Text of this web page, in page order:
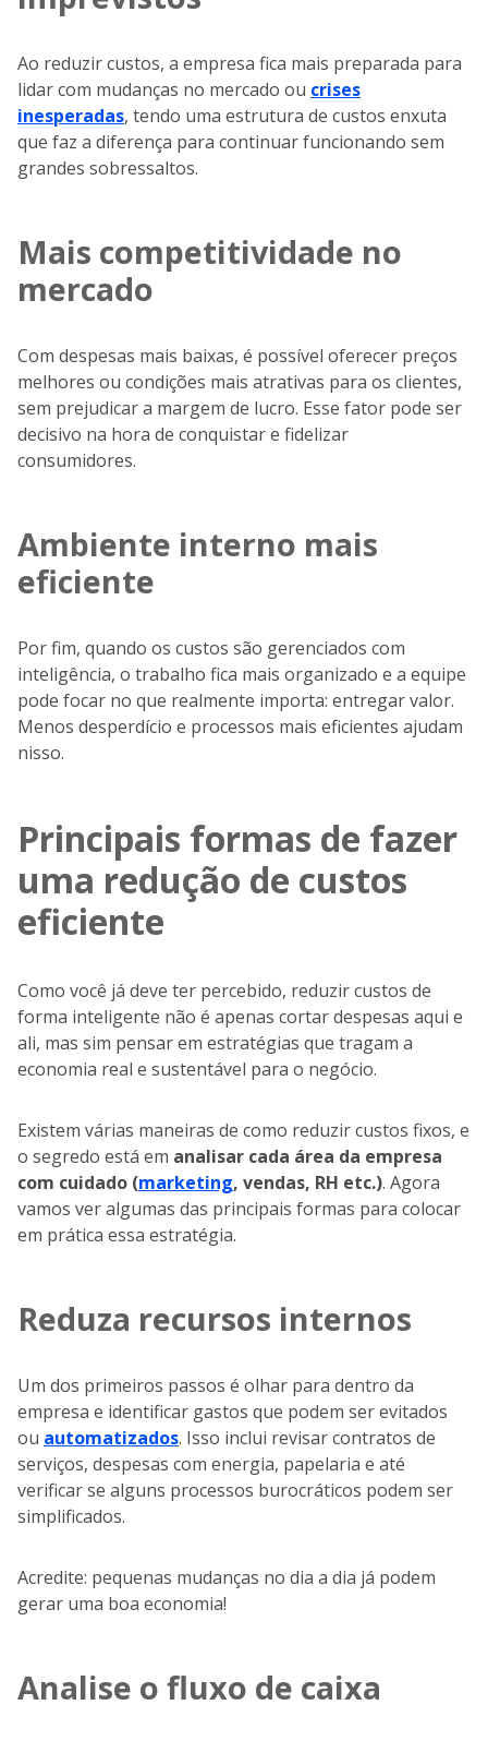
Ao reduzir custos, a empresa fica mais preparada para
lidar com mudanças no mercado ou crises
inesperadas, tendo uma estrutura de custos enxuta
que faz a diferença para continuar funcionando sem
grandes sobressaltos.
Mais competitividade no
mercado
Com despesas mais baixas, é possível oferecer preços
melhores ou condições mais atrativas para os clientes,
sem prejudicar a margem de lucro. Esse fator pode ser
decisivo na hora de conquistar e fidelizar
consumidores.
Ambiente interno mais
eficiente
Por fim, quando os custos são gerenciados com
inteligência, o trabalho fica mais organizado e a equipe
pode focar no que realmente importa: entregar valor.
Menos desperdício e processos mais eficientes ajudam
nisso.
Principais formas de fazer
uma redução de custos
eficiente
Como você já deve ter percebido, reduzir custos de
forma inteligente não é apenas cortar despesas aqui e
ali, mas sim pensar em estratégias que tragam a
economia real e sustentável para o negócio.
Existem várias maneiras de como reduzir custos fixos, e
o segredo está em analisar cada área da empresa
com cuidado (marketing, vendas, RH etc.). Agora
vamos ver algumas das principais formas para colocar
em prática essa estratégia.
Reduza recursos internos
Um dos primeiros passos é olhar para dentro da
empresa e identificar gastos que podem ser evitados
ou automatizados. Isso inclui revisar contratos de
serviços, despesas com energia, papelaria e até
verificar se alguns processos burocráticos podem ser
simplificados.
Acredite: pequenas mudanças no dia a dia já podem
gerar uma boa economia!
Analise o fluxo de caixa